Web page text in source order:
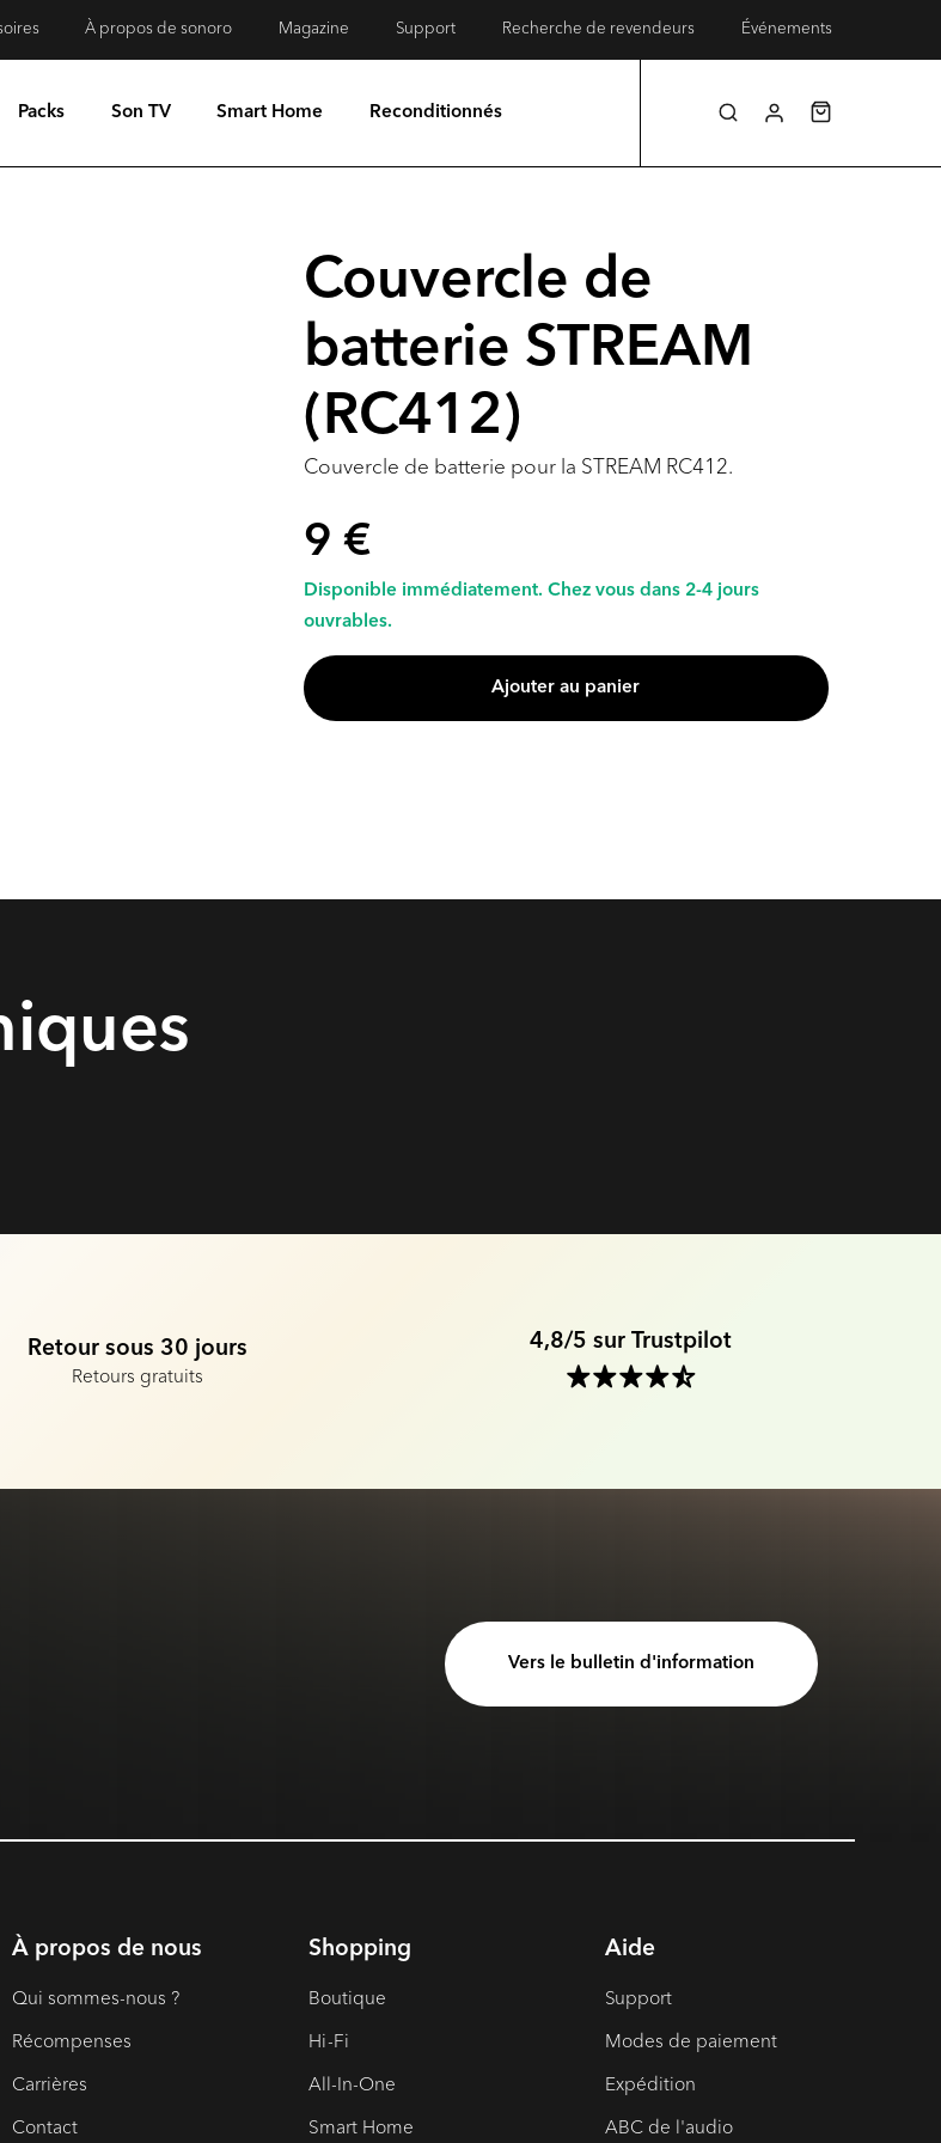
À propos de sonoro Magazine Support Recherche de revendeurs Événements
Packs Son TV Smart Home Reconditionnés
Couvercle de
batterie STREAM
(RC412)
Couvercle de batterie pour la STREAM RC412.
9 €
Disponible immédiatement. Chez vous dans 2-4 jours
ouvrables.
Ajouter au panier
Retour sous 30 jours
Retours gratuits
4,8/5 sur Trustpilot
Vers le bulletin d'information
À propos de nous
Qui sommes-nous ?
Récompenses
Carrières
Contact
Shopping
Boutique
Hi-Fi
All-In-One
Smart Home
Aide
Support
Modes de paiement
Expédition
ABC de l'audio